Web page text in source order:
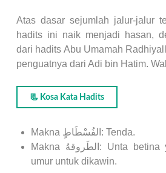
Atas dasar sejumlah jalur-jalur
hadits ini naik menjadi hasan,
dari hadits Abu Umamah
penguatnya dari Adi bin Hatim.
📃 Kosa Kata Hadits
Makna الفُسْطَاطٍ: Tenda.
Makna الطَروقهُ: Unta betina yang sudah sampai
umur untuk dikawin.